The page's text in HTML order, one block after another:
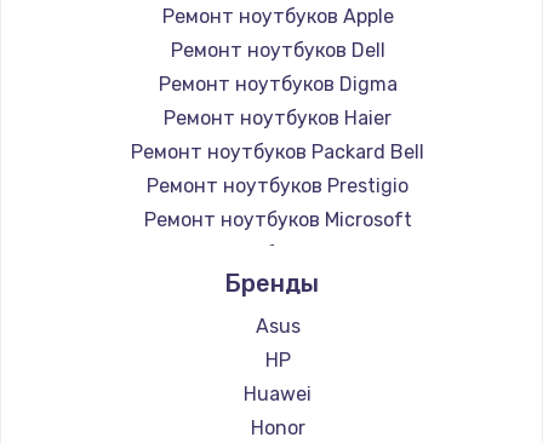
Ремонт ноутбуков Apple
Ремонт ноутбуков Dell
Ремонт ноутбуков Digma
Ремонт ноутбуков Haier
Ремонт ноутбуков Packard Bell
Ремонт ноутбуков Prestigio
Ремонт ноутбуков Microsoft
Ремонт ноутбуков Alienware
Ремонт ноутбуков Aquarius
Ремонт ноутбуков Gigabyte
Ремонт ноутбуков Aorus
Ремонт ноутбуков Maibenben
Ремонт ноутбуков Getac
Бренды
Asus
HP
Huawei
Honor